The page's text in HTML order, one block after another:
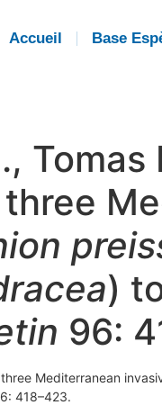
Accueil Base
Tomas
)
96:
Mediterranean
418–423.